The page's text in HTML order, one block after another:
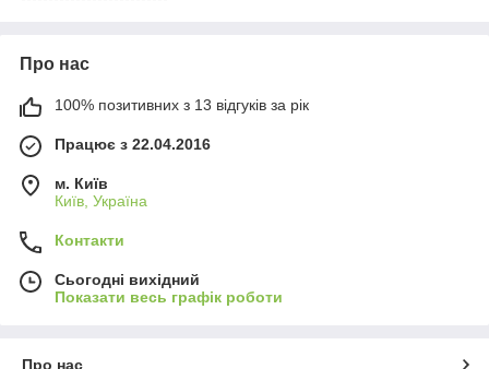
Про нас
100% позитивних з 13 відгуків за рік
Працює з 22.04.2016
м. Київ
Київ, Україна
Контакти
Сьогодні вихідний
Показати весь графік роботи
Про нас